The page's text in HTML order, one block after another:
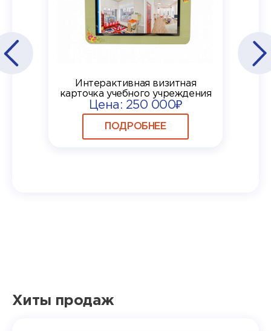
Интерактивная визитная
карточка учебного учреждения
Цена: 250 000₽
ПОДРОБНЕЕ
Хиты продаж